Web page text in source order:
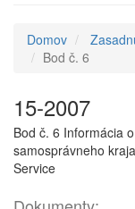
Domov
Bod č. 6
15-2007
Bod č. 6 Informácia
samosprávneho
Service